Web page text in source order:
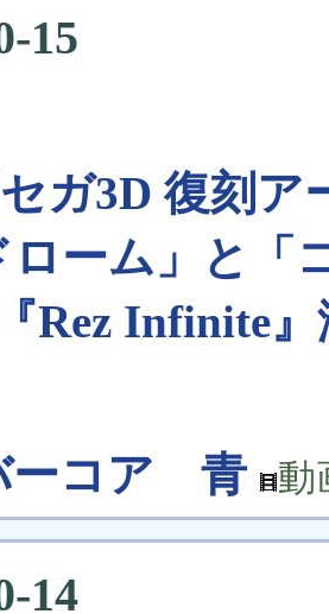
15
ガ3D 復刻
ローム」と「
Rez Infinite
ーコア 青 動
14